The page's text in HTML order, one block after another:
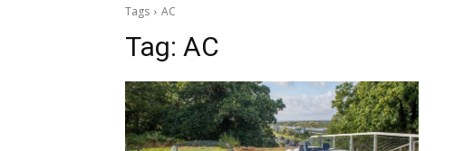
Tags AC
Tag: AC